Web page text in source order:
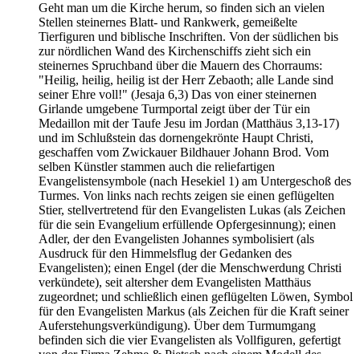
Geht man um die Kirche herum, so finden sich an vielen
Stellen steinernes Blatt- und Rankwerk, gemeißelte
Tierfiguren und biblische Inschriften. Von der südlichen bis
zur nördlichen Wand des Kirchenschiffs zieht sich ein
steinernes Spruchband über die Mauern des Chorraums:
"Heilig, heilig, heilig ist der Herr Zebaoth; alle Lande sind
seiner Ehre voll!" (Jesaja 6,3) Das von einer steinernen
Girlande umgebene Turmportal zeigt über der Tür ein
Medaillon mit der Taufe Jesu im Jordan (Matthäus 3,13-17)
und im Schlußstein das dornengekrönte Haupt Christi,
geschaffen vom Zwickauer Bildhauer Johann Brod. Vom
selben Künstler stammen auch die reliefartigen
Evangelistensymbole (nach Hesekiel 1) am Untergeschoß des
Turmes. Von links nach rechts zeigen sie einen geflügelten
Stier, stellvertretend für den Evangelisten Lukas (als Zeichen
für die sein Evangelium erfüllende Opfergesinnung); einen
Adler, der den Evangelisten Johannes symbolisiert (als
Ausdruck für den Himmelsflug der Gedanken des
Evangelisten); einen Engel (der die Menschwerdung Christi
verkündete), seit altersher dem Evangelisten Matthäus
zugeordnet; und schließlich einen geflügelten Löwen, Symbol
für den Evangelisten Markus (als Zeichen für die Kraft seiner
Auferstehungsverkündigung). Über dem Turmumgang
befinden sich die vier Evangelisten als Vollfiguren, gefertigt